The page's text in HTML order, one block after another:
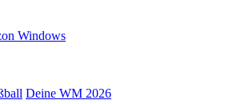
Windows
Deine WM 2026